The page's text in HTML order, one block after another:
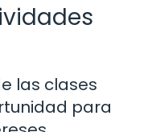
las clases
para